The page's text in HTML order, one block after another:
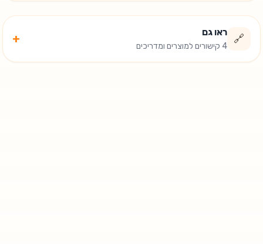
🔗
ראו גם
4 קישורים למוצרים ומדריכים
+